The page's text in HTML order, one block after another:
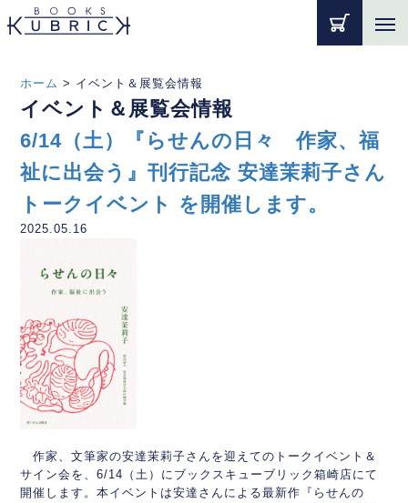
ホーム > イベント＆展覧会情報
イベント＆展覧会情報
6/14（土）『らせんの日々 作家、福
祉に出会う』刊行記念 安達茉莉子さん
トークイベント を開催します。
2025.05.16
作家、文筆家の安達茉莉子さんを迎えてのトークイベント＆
サイン会を、6/14（土）にブックスキューブリック箱崎店にて
開催します。本イベントは安達さんによる最新作『らせんの